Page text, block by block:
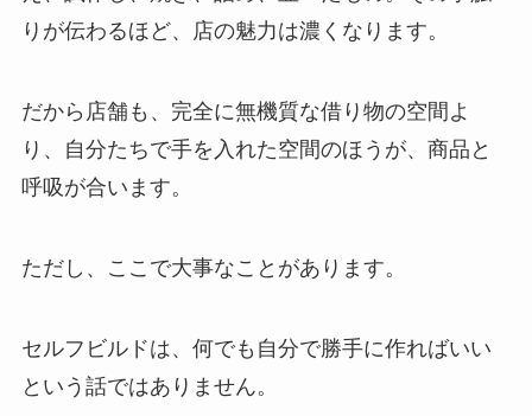
りが伝わるほど、店の魅力は濃くなります。
だから店舗も、完全に無機質な借り物の空間よ
り、自分たちで手を入れた空間のほうが、商品と
呼吸が合います。
ただし、ここで大事なことがあります。
セルフビルドは、何でも自分で勝手に作ればいい
という話ではありません。